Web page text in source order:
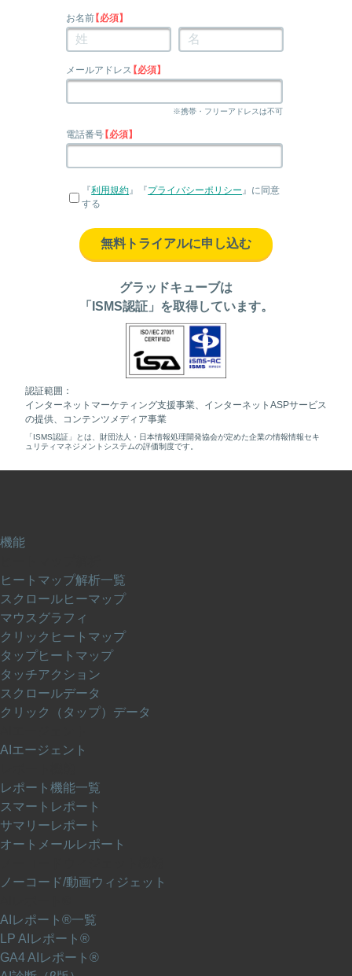
グラッドキューブは
「ISMS認証」を取得しています。
認証範囲：
インターネットマーケティング支援事業、インターネットASPサービス
の提供、コンテンツメディア事業
「ISMS認証」とは、財団法人・日本情報処理開発協会が定めた企業の情報情報セキ
ュリティマネジメントシステムの評価制度です。
お名前【必須】
メールアドレス【必須】
※携帯・フリーアドレスは不可
電話番号【必須】
『利用規約』『プライバシーポリシー 』に同意
する
無料トライアルに申し込む
機能
ヒートマップ解析一覧
スクロールヒーマップ
マウスグラフィ
クリックヒートマップ
タップヒートマップ
タッチアクション
スクロールデータ
クリック（タップ）データ
AIエージェント
レポート機能一覧
スマートレポート
サマリーレポート
オートメールレポート
ノーコード/動画ウィジェット
AIレポート®一覧
LP AIレポート®
GA4 AIレポート®